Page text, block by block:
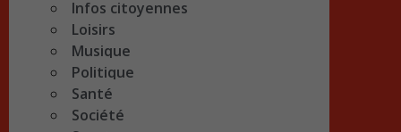
Infos citoyennes
Loisirs
Musique
Politique
Santé
Société